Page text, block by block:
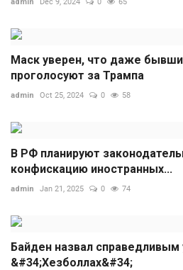
Маск уверен, что даже
проголосуют за Трампа
admin Oct 25, 2024 0 58
В РФ планируют
конфискацию иностранных...
admin Jan 21, 2025 0 74
Байден назвал справедливым
&#34;Хезболлах&#34;